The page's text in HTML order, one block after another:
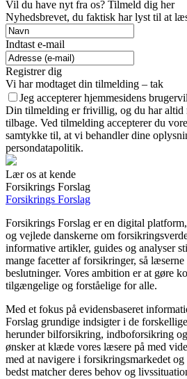
Vil du have nyt fra os? Tilmeld dig her
Nyhedsbrevet, du faktisk har lyst til at
Indtast e-mail
Registrer dig
Vi har modtaget din tilmelding – tak
Jeg accepterer hjemmesidens
Din tilmelding er frivillig, og du har altid
tilbage. Ved tilmelding accepterer du
samtykke til, at vi behandler dine
persondatapolitik.
Lær os at kende
Forsikrings Forslag
Forsikrings Forslag
Forsikrings Forslag er en digital
og vejlede danskerne om
informative artikler, guides og analyser
mange facetter af forsikringer, så
beslutninger. Vores ambition er at gøre
tilgængelige og forståelige for alle.
Med et fokus på evidensbaseret
Forslag grundige indsigter i de
herunder bilforsikring, indboforsikring
ønsker at klæde vores læsere på med
med at navigere i forsikringsmarkedet
bedst matcher deres behov og